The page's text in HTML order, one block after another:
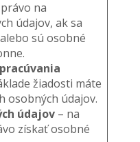
na
údajov, ak sa
sú osobné
žiadosti máte
osobných údajov.
údajov– na
získať osobné